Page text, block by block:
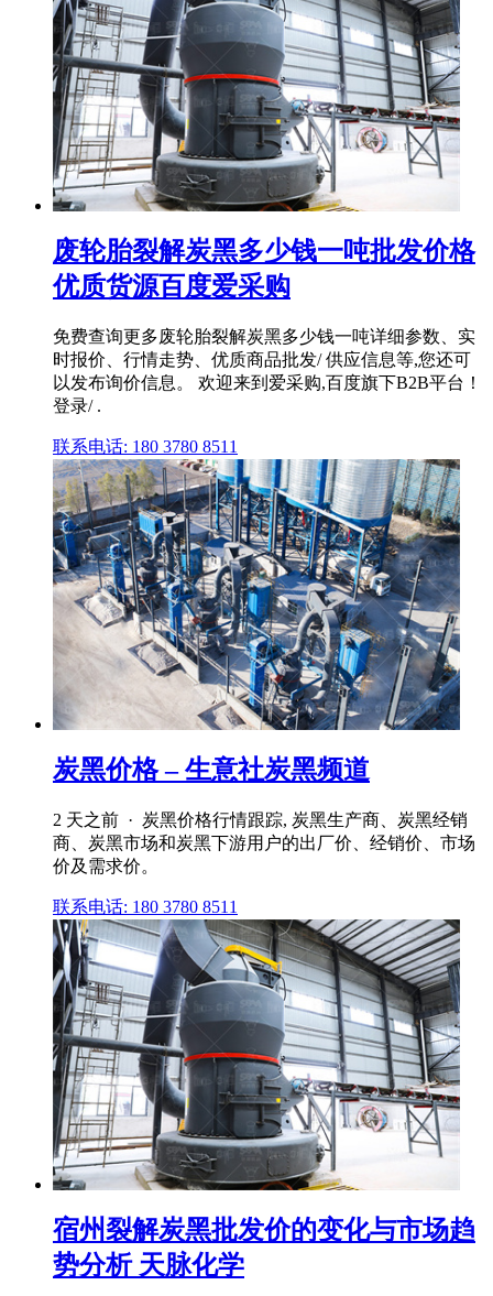
废轮胎裂解炭黑多少钱一吨批发价格
优质货源百度爱采购
免费查询更多废轮胎裂解炭黑多少钱一吨详细参数、实
时报价、行情走势、优质商品批发/ 供应信息等,您还可
以发布询价信息。 欢迎来到爱采购,百度旗下B2B平台！
登录/ .
联系电话: 180 3780 8511
炭黑价格 – 生意社炭黑频道
2 天之前 · 炭黑价格行情跟踪, 炭黑生产商、炭黑经销
商、炭黑市场和炭黑下游用户的出厂价、经销价、市场
价及需求价。
联系电话: 180 3780 8511
宿州裂解炭黑批发价的变化与市场趋
势分析 天脉化学